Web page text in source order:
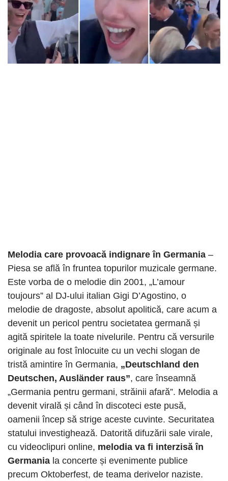
Melodia care provoacă indignare în Germania –
Piesa se află în fruntea topurilor muzicale germane.
Este vorba de o melodie din 2001, „L’amour
toujours” al DJ-ului italian Gigi D’Agostino, o
melodie de dragoste, absolut apolitică, care acum a
devenit un pericol pentru societatea germană și
agită spiritele la toate nivelurile. Pentru că versurile
originale au fost înlocuite cu un vechi slogan de
tristă amintire în Germania, „Deutschland den
Deutschen, Ausländer raus”, care înseamnă
„Germania pentru germani, străinii afară”. Melodia a
devenit virală și când în discoteci este pusă,
oamenii încep să strige aceste cuvinte. Securitatea
statului investighează. Datorită difuzării sale virale,
cu videoclipuri online, melodia va fi interzisă în
Germania la concerte și evenimente publice
precum Oktoberfest, de teama derivelor naziste.